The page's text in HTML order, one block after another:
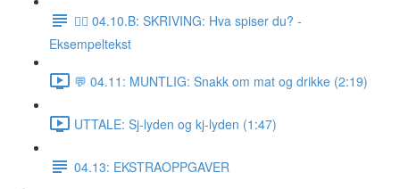
✍🏼 04.10.B: SKRIVING: Hva spiser du? -
Eksempeltekst
💬 04.11: MUNTLIG: Snakk om mat og drikke (2:19)
UTTALE: Sj-lyden og kj-lyden (1:47)
04.13: EKSTRAOPPGAVER